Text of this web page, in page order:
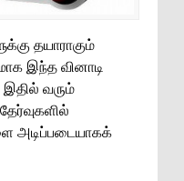
தயாராகும்
இந்த வினாடி
இதில் வரும்
அடிப்படையாகக்